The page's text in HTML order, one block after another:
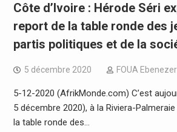
Côte d’Ivoire : Hérode Séri
report de la table ronde des
partis politiques et de la
5 décembre 2020 FOUA Ebenezer
5-12-2020 (AfrikMonde.com) C’est
5 décembre 2020), à la Riviera-
la table ronde des…